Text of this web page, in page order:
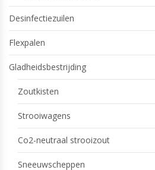
Desinfectiezuilen
Flexpalen
Gladheidsbestrijding
Zoutkisten
Strooiwagens
Co2-neutraal strooizout
Sneeuwscheppen